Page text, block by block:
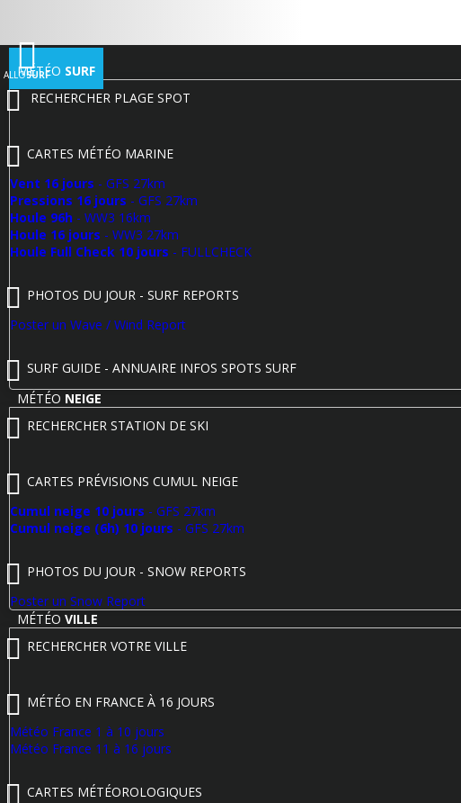
ALLOSURF
MÉTÉO SURF
RECHERCHER PLAGE SPOT
CARTES MÉTÉO MARINE
Vent 16 jours - GFS 27km
Pressions 16 jours - GFS 27km
Houle 96h - WW3 16km
Houle 16 jours - WW3 27km
Houle Full Check 10 jours - FULLCHECK
PHOTOS DU JOUR - SURF REPORTS
Poster un Wave / Wind Report
SURF GUIDE - ANNUAIRE INFOS SPOTS SURF
MÉTÉO NEIGE
RECHERCHER STATION DE SKI
CARTES PRÉVISIONS CUMUL NEIGE
Cumul neige 10 jours - GFS 27km
Cumul neige (6h) 10 jours - GFS 27km
PHOTOS DU JOUR - SNOW REPORTS
Poster un Snow Report
MÉTÉO VILLE
RECHERCHER VOTRE VILLE
MÉTÉO EN FRANCE À 16 JOURS
Météo France 1 à 10 jours
Météo France 11 à 16 jours
CARTES MÉTÉOROLOGIQUES